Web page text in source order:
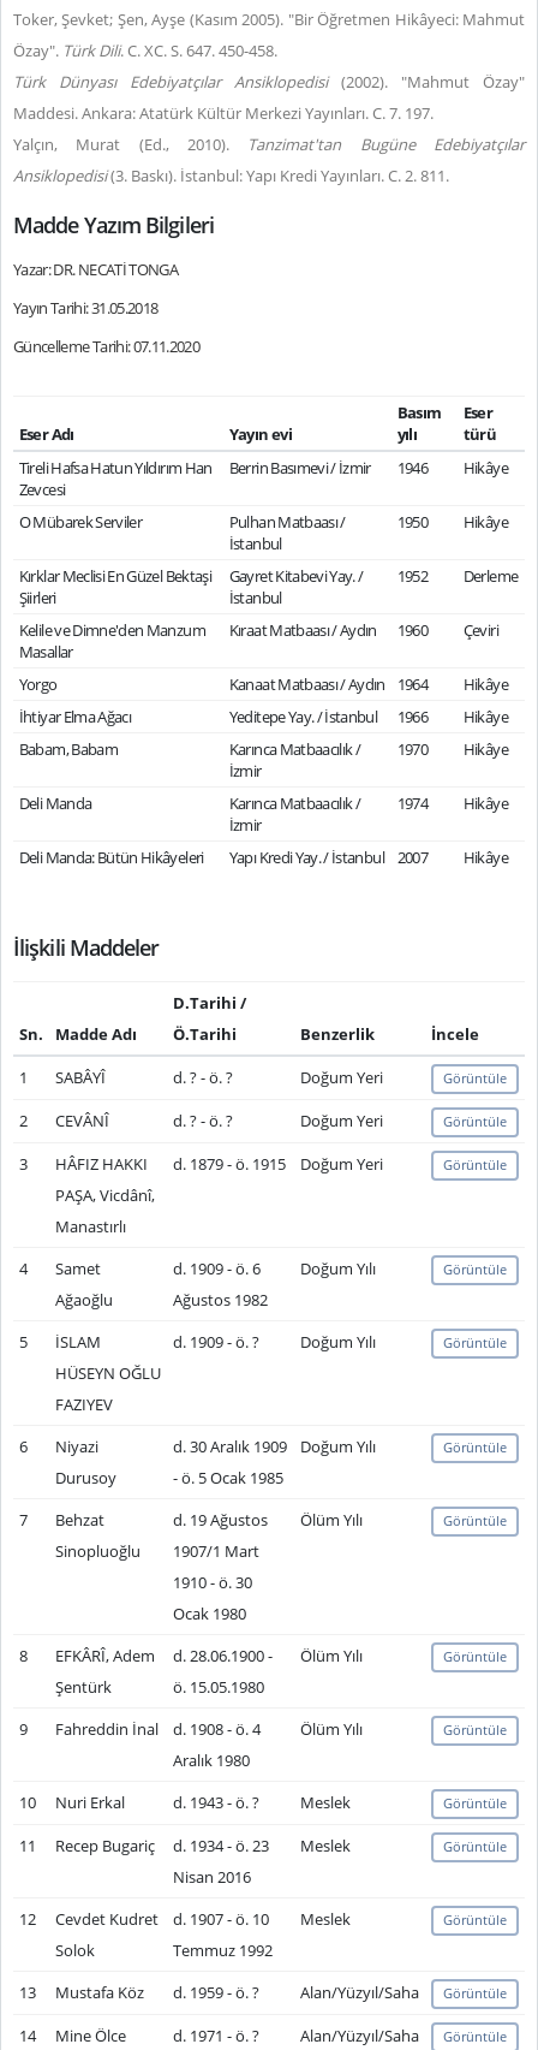
Toker, Şevket; Şen, Ayşe (Kasım 2005). "Bir Öğretmen Hikâyeci: Mahmut
Özay". Türk Dili. C. XC. S. 647. 450-458.
Türk Dünyası Edebiyatçılar Ansiklopedisi(2002). "Mahmut Özay"
Maddesi. Ankara: Atatürk Kültür Merkezi Yayınları. C. 7. 197.
Yalçın, Murat (Ed., 2010). Tanzimat'tan Bugüne Edebiyatçılar
Ansiklopedisi(3. Baskı). İstanbul: Yapı Kredi Yayınları. C. 2. 811.
Madde Yazım Bilgileri
Yazar: DR. NECATİ TONGA
Yayın Tarihi: 31.05.2018
Güncelleme Tarihi: 07.11.2020
Eser Adı Yayın evi
Basım
yılı
Eser
türü
Tireli Hafsa Hatun Yıldırım Han
Zevcesi
Berrin Basımevi / İzmir 1946 Hikâye
O Mübarek Serviler
Pulhan Matbaası /
İstanbul
1950 Hikâye
Kırklar Meclisi En Güzel Bektaşi
Şiirleri
Gayret Kitabevi Yay. /
İstanbul
1952 Derleme
Kelile ve Dimne'den Manzum
Masallar
Kıraat Matbaası / Aydın 1960 Çeviri
Yorgo Kanaat Matbaası / Aydın 1964
Hikâye
İhtiyar Elma Ağacı
Yeditepe Yay. / İstanbul 1966
Hikâye
Babam, Babam
Karınca Matbaacılık /
İzmir
1970 Hikâye
Deli Manda
Karınca Matbaacılık /
İzmir
1974 Hikâye
Deli Manda: Bütün Hikâyeleri Yapı Kredi Yay. / İstanbul 2007 Hikâye
İlişkili Maddeler
Sn. Madde Adı
D.Tarihi /
Ö.Tarihi
Benzerlik
İncele
1
SABÂYÎ d. ? - ö. ? Doğum Yeri Görüntüle
2 CEVÂNÎ d. ? - ö. ? Doğum Yeri Görüntüle
3
HÂFIZ HAKKI
PAŞA, Vicdânî,
Manastırlı
d. 1879 - ö. 1915 Doğum Yeri Görüntüle
4
Samet
Ağaoğlu
d. 1909 - ö. 6
Ağustos 1982
Doğum Yılı Görüntüle
5
İSLAM
HÜSEYN OĞLU
FAZIYEV
d. 1909 - ö. ? Doğum Yılı Görüntüle
6
Niyazi
Durusoy
d. 30 Aralık 1909
- ö. 5 Ocak 1985
Doğum Yılı Görüntüle
7
Behzat
Sinopluoğlu
d. 19 Ağustos
1907/1 Mart
1910 - ö. 30
Ocak 1980
Ölüm Yılı Görüntüle
8
EFKÂRÎ, Adem
Şentürk
d. 28.06.1900 -
ö. 15.05.1980
Ölüm Yılı Görüntüle
9 Fahreddin İnal
d. 1908 - ö. 4
Aralık 1980
Ölüm Yılı Görüntüle
10 Nuri Erkal d. 1943 - ö. ? Meslek Görüntüle
11 Recep Bugariç
d. 1934 - ö. 23
Nisan 2016
Meslek Görüntüle
12
Cevdet Kudret
Solok
d. 1907 - ö. 10
Temmuz 1992
Meslek Görüntüle
13 Mustafa Köz d. 1959 - ö. ? Alan/Yüzyıl/Saha Görüntüle
14 Mine Ölce d. 1971 - ö. ? Alan/Yüzyıl/Saha Görüntüle